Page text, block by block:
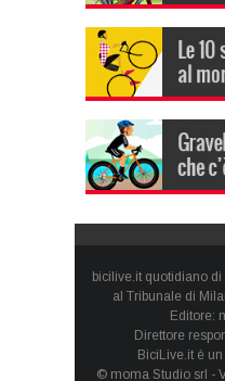
bicilive.it quotidiano
al Tribunale di
Editore:
Direttore
BiciLive.it è
© moma Studio srl -